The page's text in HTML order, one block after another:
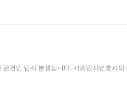
건인 민사 분쟁입니다. 서초민사변호사의